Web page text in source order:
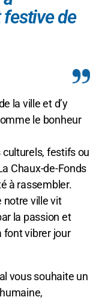
de
la ville et d’y
le bonheur
festifs ou
Chaux-de-Fonds
à rassembler.
notre ville vit
la passion et
font vibrer jour
vous souhaite un